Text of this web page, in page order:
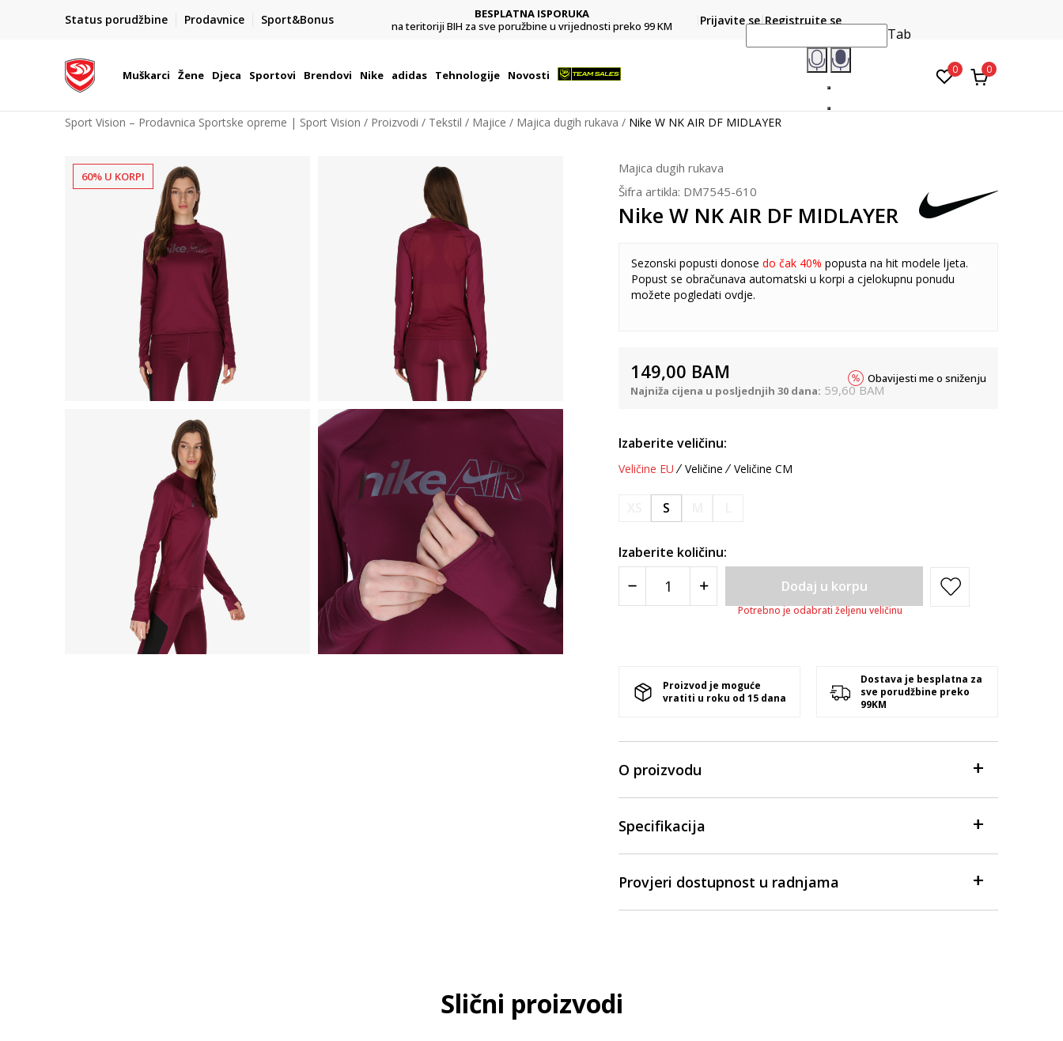
Status porudžbine Prodavnice Sport&Bonus
POZOVITE NAS NA : 055/490-400
Pon-Pet od 9h - 16h
BESPLATNA ISPORUKA
na teritoriji BIH za sve poružbine u vrijednosti preko 99 KM
Platite karticom online i preuzmite u prodavnici po vašem
Prijavite se Registrujte se
Muškarci Žene Djeca Sportovi Brendovi Nike adidas Tehnologije Novosti
Tab
0 0
Sport Vision – Prodavnica Sportske opreme | Sport Vision Proizvodi Tekstil Majice Majica dugih rukava Nike W NK AIR DF MIDLAYER
60% U KORPI
Majica dugih rukava
Šifra artikla: DM7545-610
Nike W NK AIR DF MIDLAYER
Sezonski popusti donose do čak 40% popusta na hit modele ljeta.
Popust se obračunava automatski u korpi a cjelokupnu ponudu
možete pogledati ovdje.
149,00 BAM
Najniža cijena u posljednjih 30 dana: 59,60 BAM
Obavijesti me o sniženju
Izaberite veličinu:
Veličine EU Veličine Veličine CM
S
Izaberite količinu:
Dodaj u korpu
Potrebno je odabrati željenu veličinu
Proizvod je moguće
vratiti u roku od 15 dana
Dostava je besplatna za
sve porudžbine preko
99KM
O proizvodu
Specifikacija
Provjeri dostupnost u radnjama
Slični proizvodi